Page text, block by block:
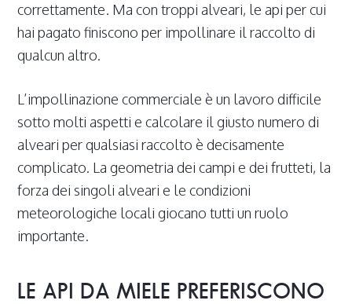
correttamente. Ma con troppi alveari, le api per cui
hai pagato finiscono per impollinare il raccolto di
qualcun altro.
L’impollinazione commerciale è un lavoro difficile
sotto molti aspetti e calcolare il giusto numero di
alveari per qualsiasi raccolto è decisamente
complicato. La geometria dei campi e dei frutteti, la
forza dei singoli alveari e le condizioni
meteorologiche locali giocano tutti un ruolo
importante.
LE API DA MIELE PREFERISCONO